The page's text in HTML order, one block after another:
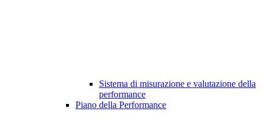
Sistema di misurazione e valutazione della
performance
Piano della Performance